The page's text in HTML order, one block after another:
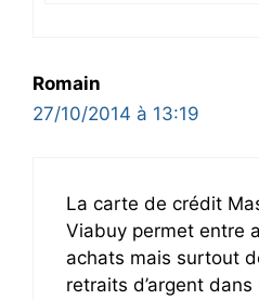
Romain
27/10/2014 à 13:19
La carte de crédit
Viabuy permet entre
achats mais surtout
retraits d’argent